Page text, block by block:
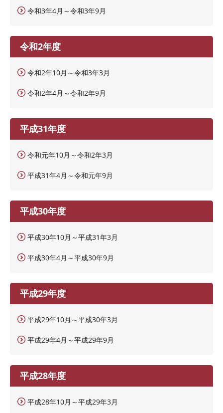
令和3年4月～令和3年9月
令和2年度
令和2年10月～令和3年3月
令和2年4月～令和2年9月
平成31年度
令和元年10月～令和2年3月
平成31年4月～令和元年9月
平成30年度
平成30年10月～平成31年3月
平成30年4月～平成30年9月
平成29年度
平成29年10月～平成30年3月
平成29年4月～平成29年9月
平成28年度
平成28年10月～平成29年3月